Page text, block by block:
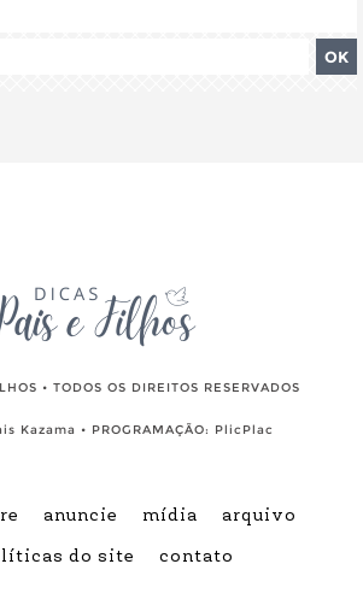
• TODOS OS DIREITOS RESERVADOS
Kazama • PROGRAMAÇÃO: PlicPlac
anuncie mídia arquivo
do site contato